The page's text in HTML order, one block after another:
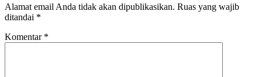
Alamat email Anda tidak akan dipublikasikan. Ruas yang wajib
ditandai *
Komentar *